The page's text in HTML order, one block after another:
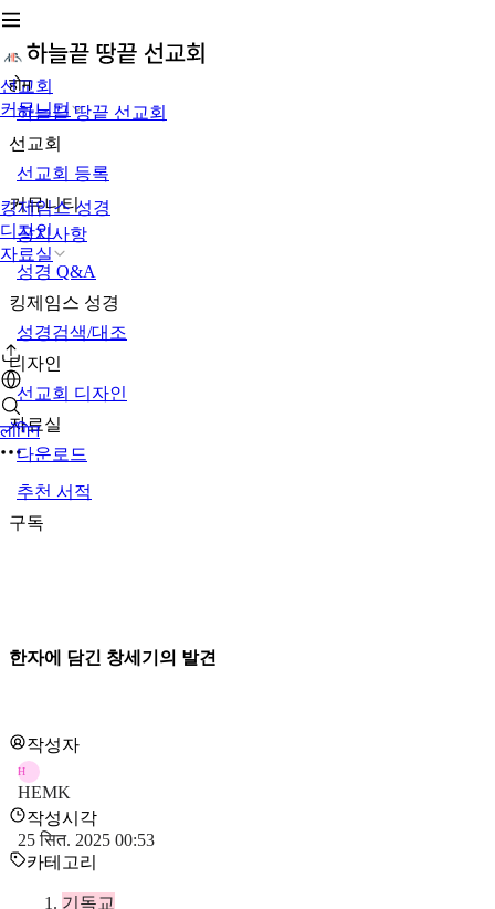
선교회
커뮤니티
킹제임스 성경
디자인
자료실
लॉगिन
होम
하늘끝 땅끝 선교회
선교회
선교회 등록
커뮤니티
공지사항
성경 Q&A
킹제임스 성경
성경검색/대조
디자인
선교회 디자인
자료실
다운로드
추천 서적
구독
한자에 담긴 창세기의 발견
작성자
H
HEMK
작성시각
25 सित. 2025 00:53
카테고리
기독교